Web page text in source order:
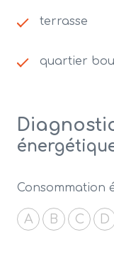
terrasse
quartier
Consommation
A B C D